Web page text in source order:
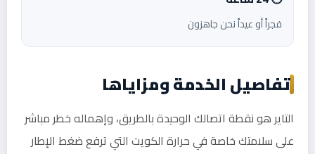
فجراً أو عيداً نحن جاهزون
تفاصيل الخدمة ومزاياها
التاير هو نقطة اتصالك الوحيدة بالطريق، وإهماله خطر مباشر
على سلامتك خاصة في حرارة الكويت التي ترفع ضغط الإطار